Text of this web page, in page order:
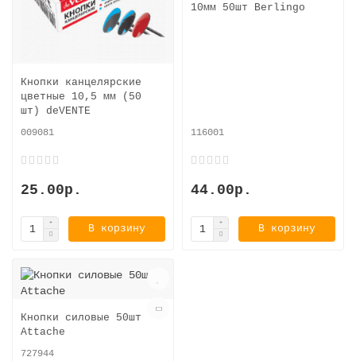
Кнопки канцелярские
цветные 10,5 мм (50
шт) deVENTE
009081
25.00р.
В корзину
10мм 50шт Berlingo
116001
44.00р.
В корзину
Кнопки силовые 50шт
Attache
727944